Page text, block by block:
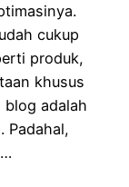
cukup
produk,
khusus
blog adalah
Padahal,